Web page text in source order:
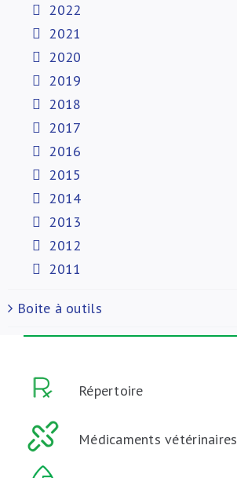
2022
2021
2020
2019
2018
2017
2016
2015
2014
2013
2012
2011
Boite à outils
Répertoire
Médicaments vétérinaires